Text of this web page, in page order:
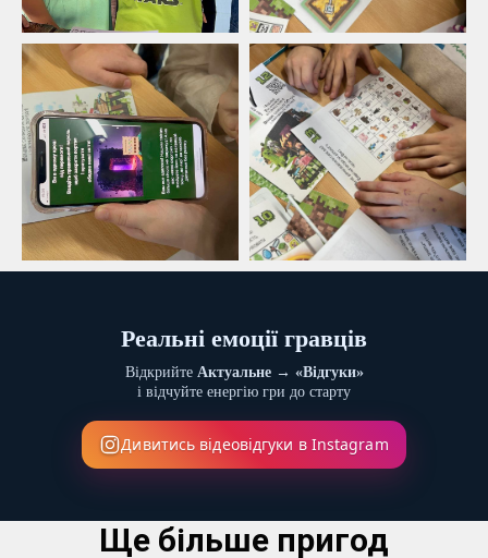
Реальні емоції гравців
Відкрийте Актуальне → «Відгуки»
і відчуйте енергію гри до старту
Дивитись відеовідгуки в Instagram
Ще більше пригод